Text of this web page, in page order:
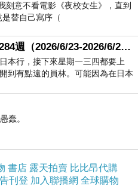
意不看電影《夜校女生》，直到
替自己寫序（
週間農居第284週（2026/6/23-2026/6/24) 夏至 金黃稻浪洋溢豐收喜悅
本行，接下來星期一三四都要上
到有點遠的員林。可能因為在日本
一出門上班時，心裡沒有一
蠢。
書店 露天拍賣 比比昂代購
刊登 加入聯播網 全球購物